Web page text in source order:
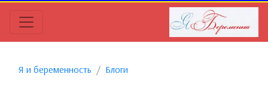
Я и беременность Блоги